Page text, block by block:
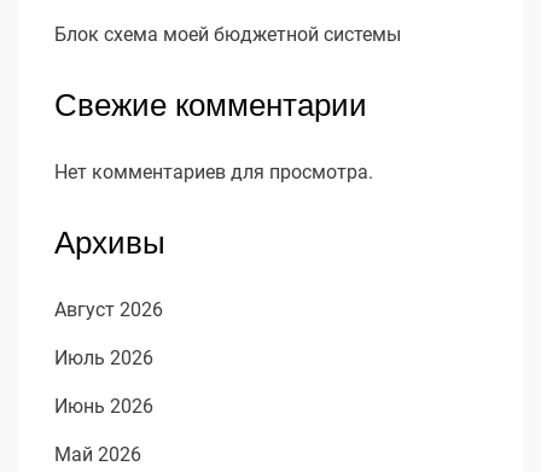
Блок схема моей бюджетной системы
Свежие комментарии
Нет комментариев для просмотра.
Архивы
Август 2026
Июль 2026
Июнь 2026
Май 2026